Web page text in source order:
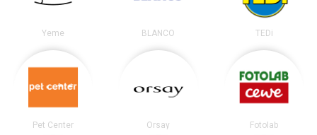
Yeme BLANCO TEDi
Pet Center Orsay Fotolab